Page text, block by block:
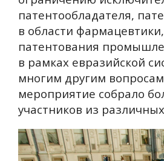
патентообладателя,
в области
патентования
в рамках евразийской
многим другим
мероприятие собрало
участников из